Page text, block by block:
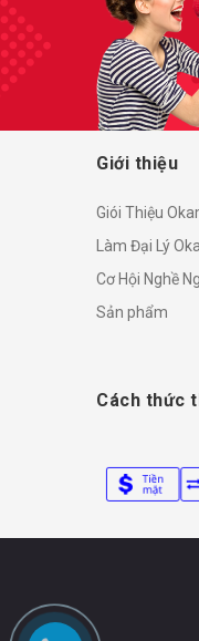
Giới thiệu
Giói Thiệu
Làm Đại Lý
Cơ Hội Nghề
Sản phẩm
Cách thức